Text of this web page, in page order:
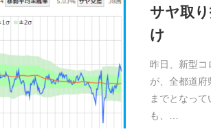
サヤ取
け
昨日、新型コ
が、全都道府
までとなっ
も、…